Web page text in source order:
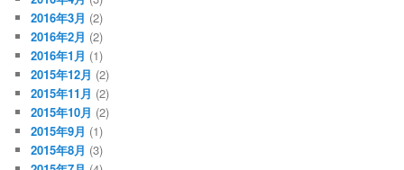
2016年3月 (2)
2016年2月 (2)
2016年1月 (1)
2015年12月 (2)
2015年11月 (2)
2015年10月 (2)
2015年9月 (1)
2015年8月 (3)